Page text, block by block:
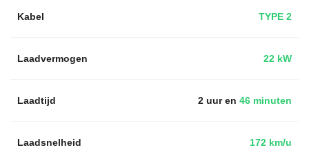
Kabel TYPE 2
Laadvermogen 22 kW
Laadtijd 2 uur en 46 minuten
Laadsnelheid 172 km/u